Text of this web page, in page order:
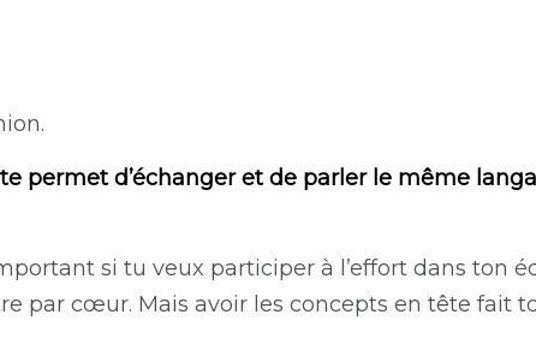
permet d’échanger et de parler le même
si tu veux participer à l’effort dans ton
par cœur. Mais avoir les concepts en tête fait